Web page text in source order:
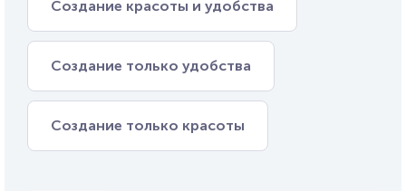
Создание красоты и удобства
Создание только удобства
Создание только красоты